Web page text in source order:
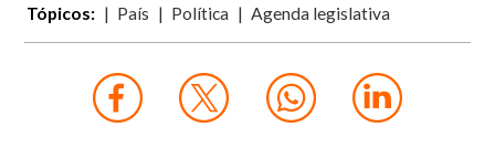
Tópicos: País Política Agenda legislativa